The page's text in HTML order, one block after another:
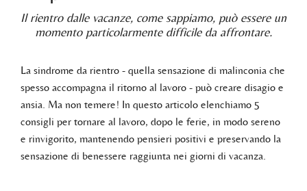
Il rientro dalle vacanze, come sappiamo, può essere un
momento particolarmente difficile da affrontare.
La sindrome da rientro - quella sensazione di malinconia che
spesso accompagna il ritorno al lavoro - può creare disagio e
ansia. Ma non temere! In questo articolo elenchiamo 5
consigli per tornare al lavoro, dopo le ferie, in modo sereno
e rinvigorito, mantenendo pensieri positivi e preservando la
sensazione di benessere raggiunta nei giorni di vacanza.